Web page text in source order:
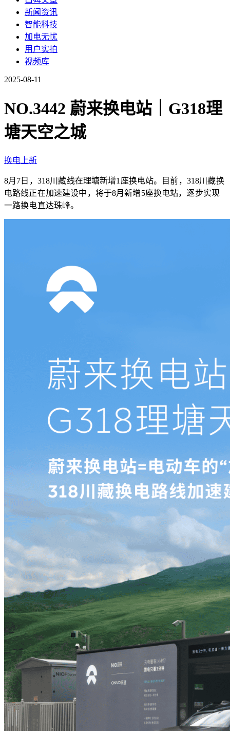
新闻资讯
智能科技
加电无忧
用户实拍
视频库
2025-08-11
NO.3442 蔚来换电站｜G318理
塘天空之城
换电上新
8月7日，318川藏线在理塘新增1座换电站。目前，318川藏换
电路线正在加速建设中，将于8月新增5座换电站，逐步实现
一路换电直达珠峰。